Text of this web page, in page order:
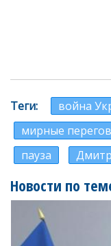
Теги
война
мирные
пауза
Новости по